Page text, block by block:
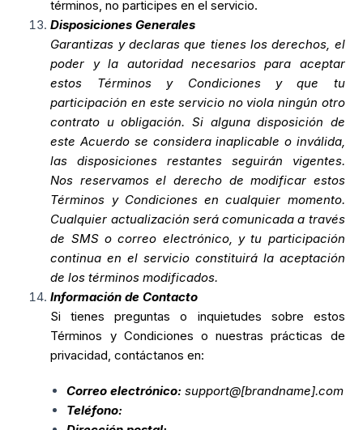
términos, no participes en el servicio.
Disposiciones Generales
Garantizas y declaras que tienes los derechos, el
poder y la autoridad necesarios para aceptar
estos Términos y Condiciones y que tu
participación en este servicio no viola ningún otro
contrato u obligación. Si alguna disposición de
este Acuerdo se considera inaplicable o inválida,
las disposiciones restantes seguirán vigentes.
Nos reservamos el derecho de modificar estos
Términos y Condiciones en cualquier momento.
Cualquier actualización será comunicada a través
de SMS o correo electrónico, y tu participación
continua en el servicio constituirá la aceptación
de los términos modificados.
Información de Contacto
Si tienes preguntas o inquietudes sobre estos
Términos y Condiciones o nuestras prácticas de
privacidad, contáctanos en:
Correo electrónico: support@[brandname].com
Teléfono: